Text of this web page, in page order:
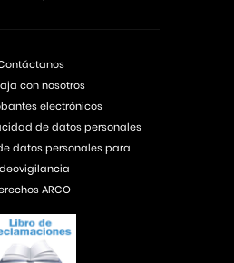
con nosotros
electrónicos
de datos personales
datos personales para
ARCO